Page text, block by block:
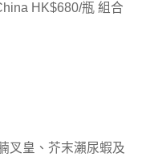
HK$680/瓶 組合
叉皇、芥末瀨尿蝦及